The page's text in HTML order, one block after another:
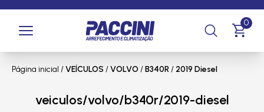
0
Página inicial /VEÍCULOS /VOLVO /B340R/ 2019 Diesel
veiculos/volvo/b340r/2019-diesel